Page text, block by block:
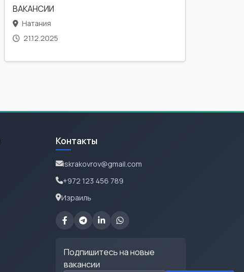
ВАКАНСИИ
Натания
21.12.2025
Контакты
iskrakovrov@gmail.com
+972 123 456 789
Израиль
Подпишитесь на новые
вакансии